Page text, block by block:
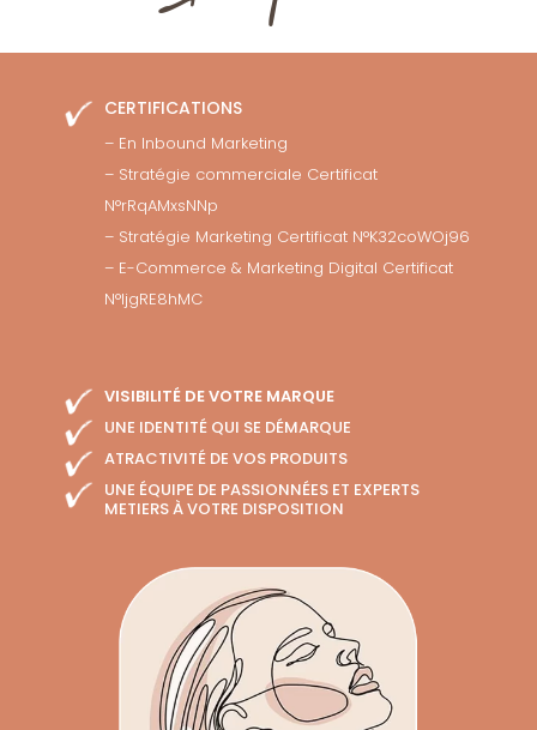
CERTIFICATIONS
– En Inbound Marketing
– Stratégie commerciale Certificat
N°rRqAMxsNNp
– Stratégie Marketing Certificat N°K32coWOj96
– E-Commerce & Marketing Digital Certificat
N°ljgRE8hMC
VISIBILITÉ DE VOTRE MARQUE
UNE IDENTITÉ QUI SE DÉMARQUE
ATRACTIVITÉ DE VOS PRODUITS
UNE ÉQUIPE DE PASSIONNÉES ET EXPERTS
METIERS À VOTRE DISPOSITION